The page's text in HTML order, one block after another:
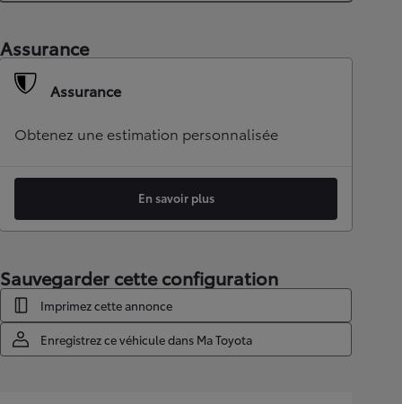
Assurance
Assurance
Obtenez une estimation personnalisée
En savoir plus
Sauvegarder cette configuration
Imprimez cette annonce
Enregistrez ce véhicule dans Ma Toyota